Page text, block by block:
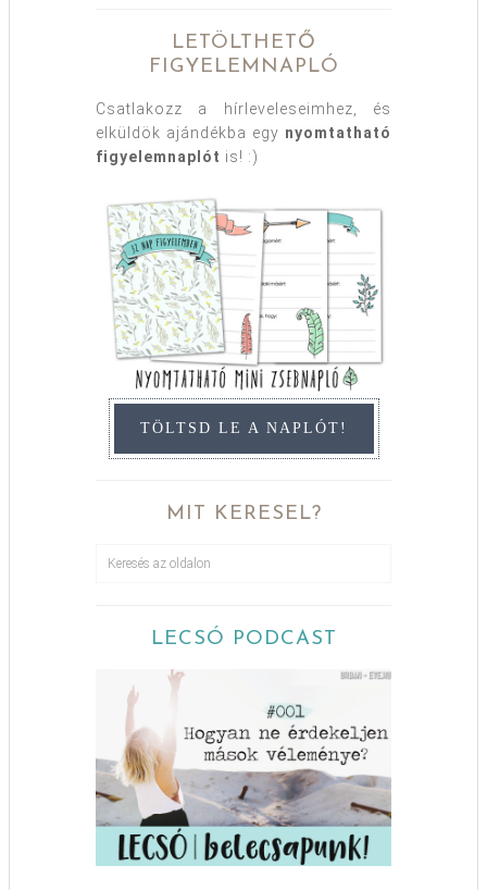
LETÖLTHETŐ
FIGYELEMNAPLÓ
Csatlakozz a hírleveleseimhez, és
elküldök ajándékba egy nyomtatható
figyelemnaplót is! :)
TÖLTSD LE A NAPLÓT!
MIT KERESEL?
LECSÓ PODCAST